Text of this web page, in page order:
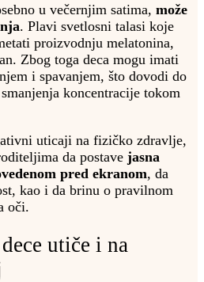
u večernjim satima, može
. Plavi svetlosni talasi koje
proizvodnju melatonina,
Zbog toga deca mogu imati
i spavanjem, što dovodi do
koncentracije tokom
uticaji na fizičko zdravlje,
da postave jasna
pred ekranom, da
kao i da brinu o pravilnom
oči.
utiče i na